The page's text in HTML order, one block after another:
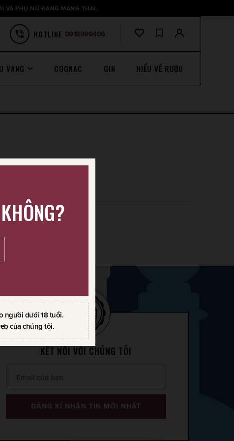
người dưới 18 tuổi.
của chúng tôi.
VÀ PHỤ NỮ ĐANG MANG THAI.
HOTLINE 0918999406
VANG COGNAC GIN HIỂU VỀ RƯỢU
KẾT NỐI VỚI CHÚNG TÔI
ĐĂNG KÍ NHẬN TIN MỚI NHẤT